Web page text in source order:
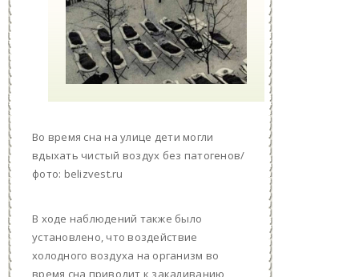
Во время сна на улице дети могли
вдыхать чистый воздух без патогенов/
фото: belizvest.ru
В ходе наблюдений также было
установлено, что воздействие
холодного воздуха на организм во
время сна приводит к закаливанию